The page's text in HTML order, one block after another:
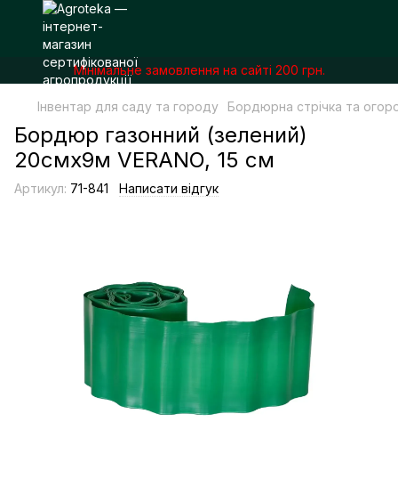
Мінімальне замовлення на сайті 200 грн.
Інвентар для саду та городу Бордюрна стрічка та
Бордюр газонний (зелений)
20смх9м VERANO, 15 см
Артикул: 71-841 Написати відгук